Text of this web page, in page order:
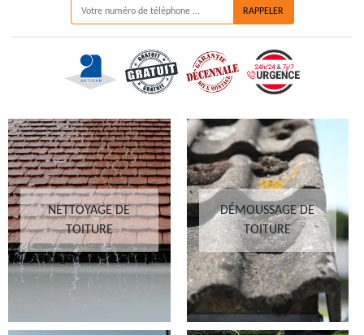
NETTOYAGE DE
TOITURE
DÉMOUSSAGE DE
TOITURE